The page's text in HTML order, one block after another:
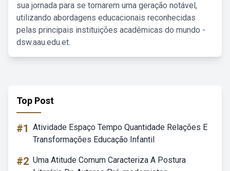
sua jornada para se tornarem uma geração notável,
utilizando abordagens educacionais reconhecidas
pelas principais instituições acadêmicas do mundo -
dsw.aau.edu.et.
Top Post
#1 Atividade Espaço Tempo Quantidade Relações E
Transformações Educação Infantil
#2 Uma Atitude Comum Caracteriza A Postura